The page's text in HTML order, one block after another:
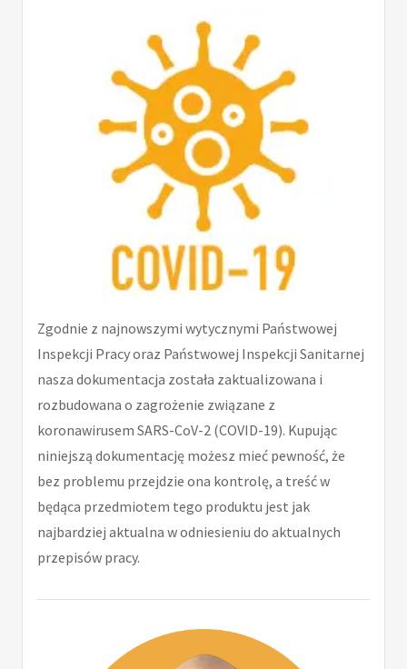
Zgodnie z najnowszymi wytycznymi Państwowej
Inspekcji Pracy oraz Państwowej Inspekcji Sanitarnej
nasza dokumentacja została zaktualizowana i
rozbudowana o zagrożenie związane z
koronawirusem SARS-CoV-2 (COVID-19). Kupując
niniejszą dokumentację możesz mieć pewność, że
bez problemu przejdzie ona kontrolę, a treść w
będąca przedmiotem tego produktu jest jak
najbardziej aktualna w odniesieniu do aktualnych
przepisów pracy.